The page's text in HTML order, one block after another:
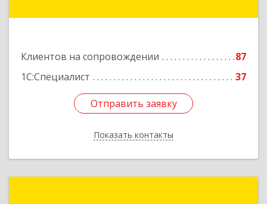
Клиентов на сопровождении
87
1С:Специалист
37
Отправить заявку
Показать контакты
Подробнее
Отправить заявку
Назад